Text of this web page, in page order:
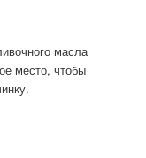
масла
место, чтобы